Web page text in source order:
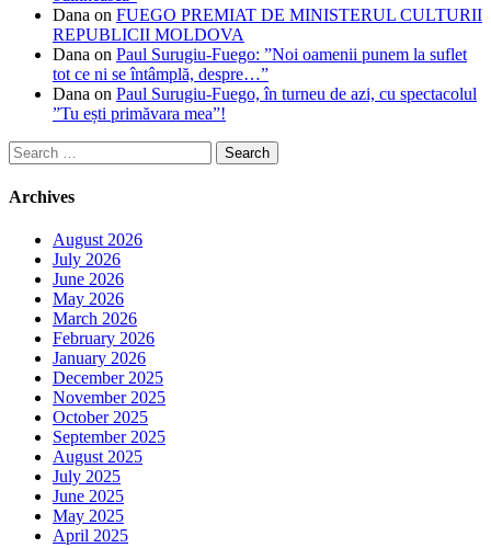
Dana on FUEGO PREMIAT DE MINISTERUL CULTURII
REPUBLICII MOLDOVA
Dana on Paul Surugiu-Fuego: ”Noi oamenii punem la suflet
tot ce ni se întâmplă, despre…”
Dana on Paul Surugiu-Fuego, în turneu de azi, cu spectacolul
”Tu ești primăvara mea”!
Search
for:
Archives
August 2026
July 2026
June 2026
May 2026
March 2026
February 2026
January 2026
December 2025
November 2025
October 2025
September 2025
August 2025
July 2025
June 2025
May 2025
April 2025